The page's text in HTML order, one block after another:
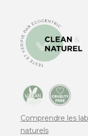
Comprendre les
naturels